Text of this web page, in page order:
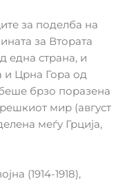
за поделба на
за Втората
една страна, и
и Црна Гора од
беше брзо поразена
мир (август
меѓу Грција,
(1914-1918),